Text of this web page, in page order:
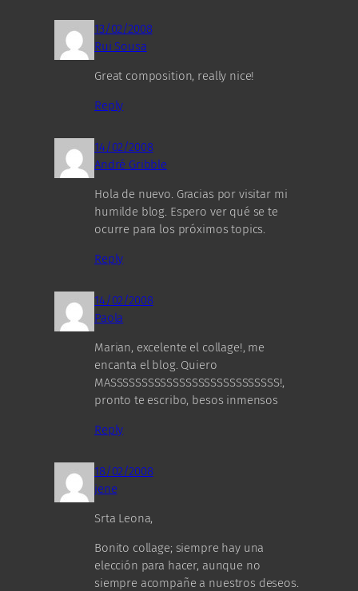
13/02/2008
Rui Sousa
Great composition, really nice!
Reply
14/02/2008
André Gribble
Hola de nuevo. Gracias por visitar mi
humilde blog. Espero ver qué se te
ocurre para los próximos topics.
Reply
14/02/2008
Paola
Marian, excelente el collage!, me
encanta el blog. Quiero
MASSSSSSSSSSSSSSSSSSSSSSSSSSS!,
pronto te escribo, besos inmensos
Reply
18/02/2008
jene
Srta Leona,
Bonito collage; siempre hay una
elección para hacer, aunque no
siempre acompañe a nuestros deseos.